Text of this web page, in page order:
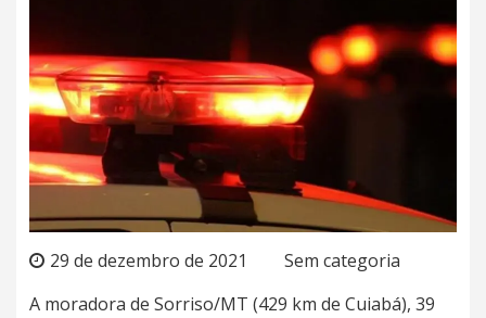
29 de dezembro de 2021
Sem categoria
A moradora de Sorriso/MT (429 km de Cuiabá), 39